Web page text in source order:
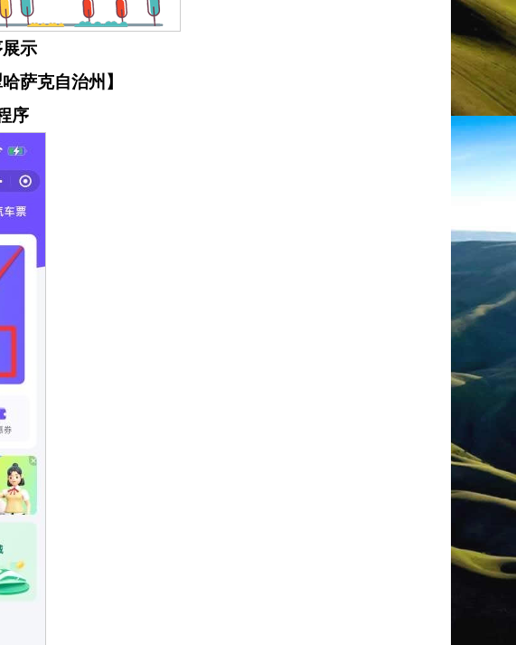
示
萨克自治州】
序